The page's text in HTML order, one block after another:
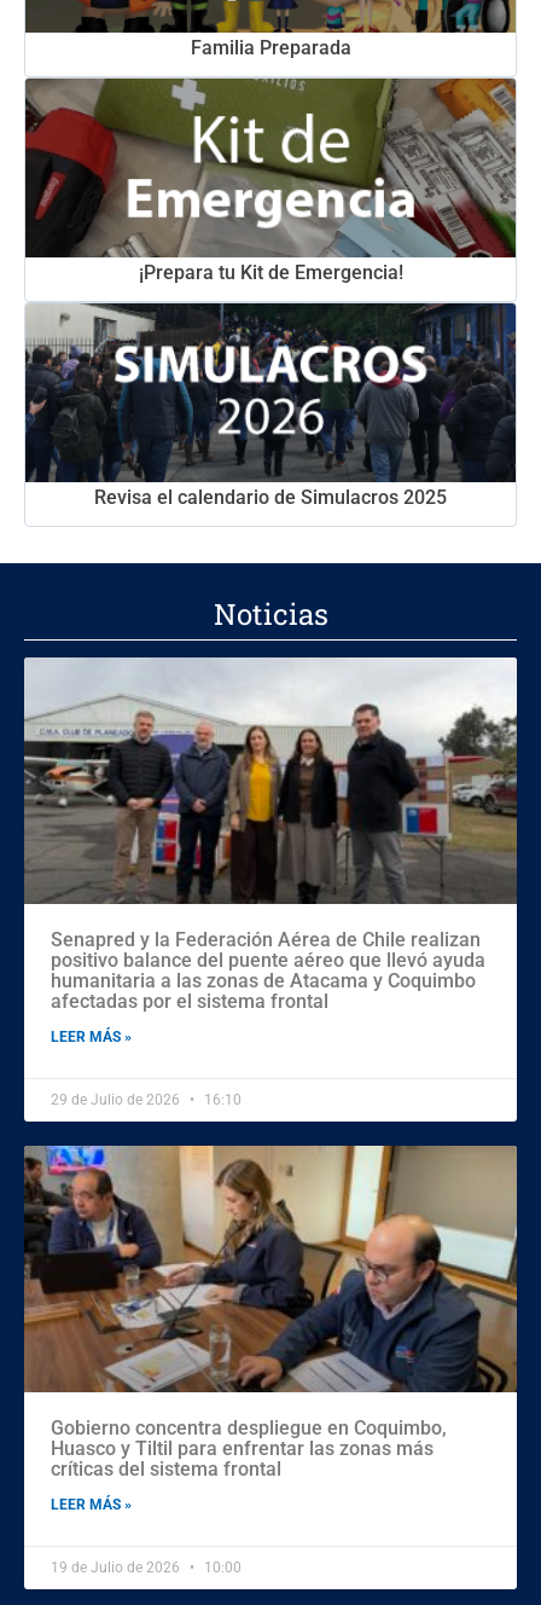
Familia Preparada
¡Prepara tu Kit de Emergencia!
Revisa el calendario de Simulacros 2025
Noticias
Senapred y la Federación Aérea de Chile realizan
positivo balance del puente aéreo que llevó ayuda
humanitaria a las zonas de Atacama y Coquimbo
afectadas por el sistema frontal
LEER MÁS »
29 de Julio de 2026 16:10
Gobierno concentra despliegue en Coquimbo,
Huasco y Tiltil para enfrentar las zonas más
críticas del sistema frontal
LEER MÁS »
19 de Julio de 2026 10:00